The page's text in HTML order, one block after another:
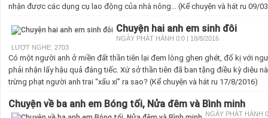
nhận được các dụng cụ lao động của nhà nông... (Kể chuyện và hát ru 09/
Chuyện hai anh em sinh đôi
NGÀY PHÁT HÀNH 0:0 | 18/8/2016
LƯỢT NGHE: 2703
Có một người anh ở miền đất thần tiên lại đem lòng ghen ghét, đố kị với
phải nhận lấy hậu quả đáng tiếc. Xứ sở thần tiên đã ban tặng điều kỳ diệu
trừng phạt người anh trai “xấu xí” ra sao? (Kể chuyện và hát ru 17/8/2016)
Chuyện về ba anh em Bóng tối, Nửa đêm và Bình minh
NGÀY PHÁT HÀNH